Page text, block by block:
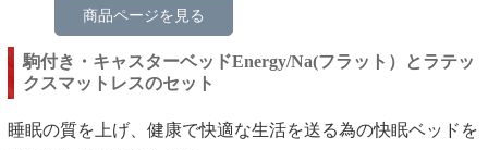
商品ページを見る
駒付き・キャスターベッドEnergy/Na(フラット）とラテッ
クスマットレスのセット
睡眠の質を上げ、健康で快適な生活を送る為の快眠ベッドを